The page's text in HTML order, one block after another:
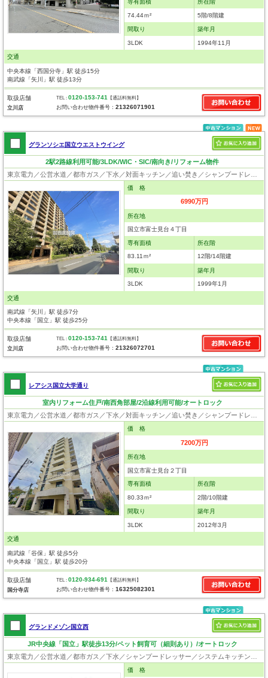
専有面積
74.44ｍ²
所在階
5階/8階建
間取り
3LDK
築年月
1994年11月
交通
中央本線「西国分寺」駅 徒歩15分
南武線「矢川」駅 徒歩13分
取扱店舗
立川店
TEL :0120-153-741 【通話料無料】
お問い合わせ物件番号：21326071901
グランソシエ国立ウエストウイング
2駅2路線利用可能/3LDK/WIC・SIC/南向き/リフォーム物件
価 格
6990万円
所在地
国立市富士見台４丁目
専有面積
83.11ｍ²
所在階
12階/14階建
間取り
3LDK
築年月
1999年1月
交通
南武線「矢川」駅 徒歩7分
中央本線「国立」駅 徒歩25分
取扱店舗
立川店
TEL :0120-153-741 【通話料無料】
お問い合わせ物件番号：21326072701
レアシス国立大学通り
室内リフォーム住戸/南西角部屋/2沿線利用可能/オートロック
東京電力／公営水道／都市ガス／下水／対面キッチン／追い焚き／シャンプードレッサー／浴室換気乾燥機／ウォシュレット／システムキッチン／食器洗浄乾燥器／ディスポーザー／浄水器／ウォークインクローゼット／フローリング／クローゼット／オートロック／エレベータ／角部屋
価 格
7200万円
所在地
国立市富士見台２丁目
専有面積
80.33ｍ²
所在階
2階/10階建
間取り
3LDK
築年月
2012年3月
交通
南武線「谷保」駅 徒歩5分
中央本線「国立」駅 徒歩20分
取扱店舗
国分寺店
TEL :0120-934-691 【通話料無料】
お問い合わせ物件番号：16325082301
グランドメゾン国立西
JR中央線「国立」駅徒歩13分/ペット飼育可（細則あり）/オートロック
価 格